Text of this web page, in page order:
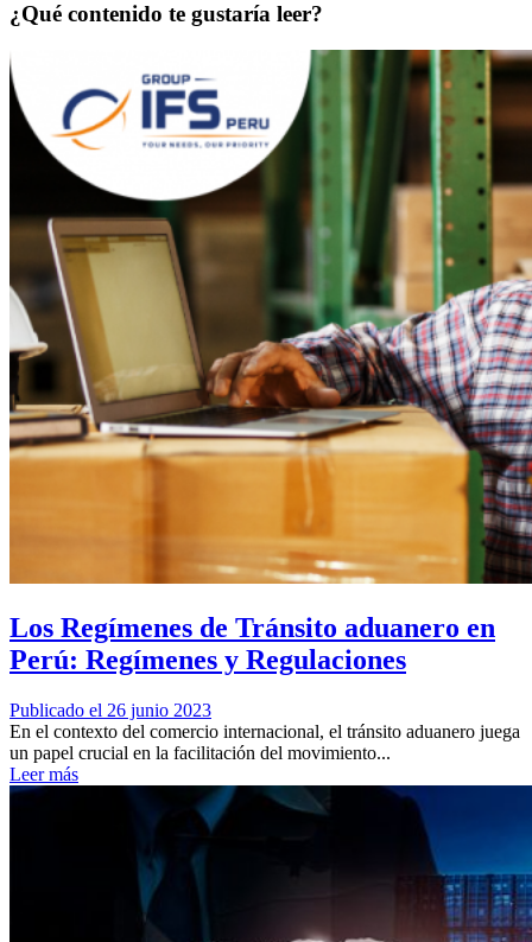
¿Qué contenido te gustaría leer?
Los Regímenes de Tránsito aduanero en
Perú: Regímenes y Regulaciones
Publicado el 26 junio 2023
En el contexto del comercio internacional, el tránsito aduanero juega
un papel crucial en la facilitación del movimiento...
Leer más